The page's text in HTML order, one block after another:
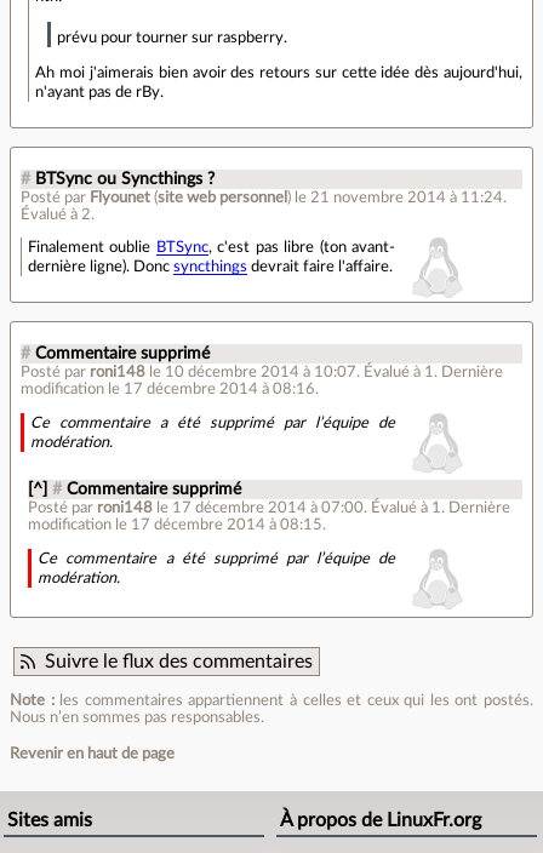
prévu pour tourner sur raspberry.
Ah moi j'aimerais bien avoir des retours sur cette idée dès aujourd'hui,
n'ayant pas de rBy.
# BTSync ou Syncthings ?
Posté par Flyounet (site web personnel ) le 21 novembre 2014 à 11:24.
Évalué à 2.
Finalement oublie BTSync, c'est pas libre (ton avant-
dernière ligne). Donc syncthings devrait faire l'affaire.
# Commentaire supprimé
Posté par roni148 le 10 décembre 2014 à 10:07. Évalué à 1 . Dernière
modification le 17 décembre 2014 à 08:16.
Ce commentaire a été supprimé par l’équipe de
modération.
[^] # Commentaire supprimé
Posté par roni148 le 17 décembre 2014 à 07:00. Évalué à 1 . Dernière
modification le 17 décembre 2014 à 08:15.
Ce commentaire a été supprimé par l’équipe de
modération.
Suivre le flux des commentaires
Note :les commentaires appartiennent à celles et ceux qui les ont postés.
Nous n’en sommes pas responsables.
Revenir en haut de page
Sites amis À propos de LinuxFr.org